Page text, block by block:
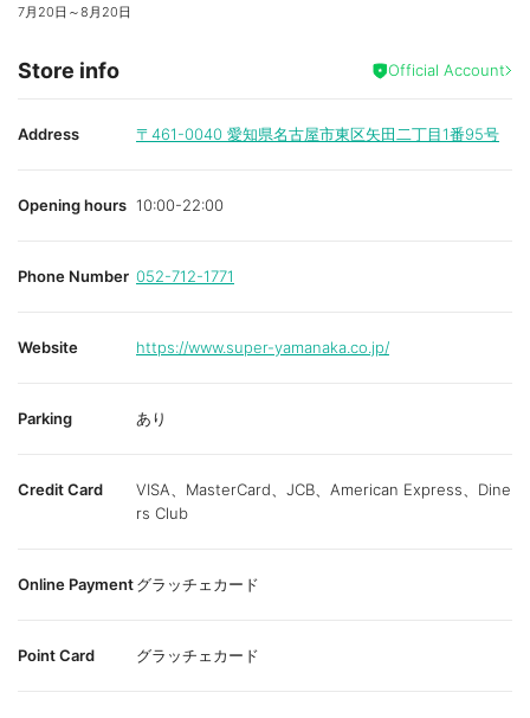
7月20日 ～8月20日
Store info Official Account
Address 〒461-0040 愛知県名古屋市東区矢田二丁目1番95号
Opening hours 10:00-22:00
Phone Number 052-712-1771
Website https://www.super-yamanaka.co.jp/
Parking あり
Credit Card
VISA、MasterCard、JCB、American Express、Dine
rs Club
Online Paymentグラッチェカード
Point Card グラッチェカード